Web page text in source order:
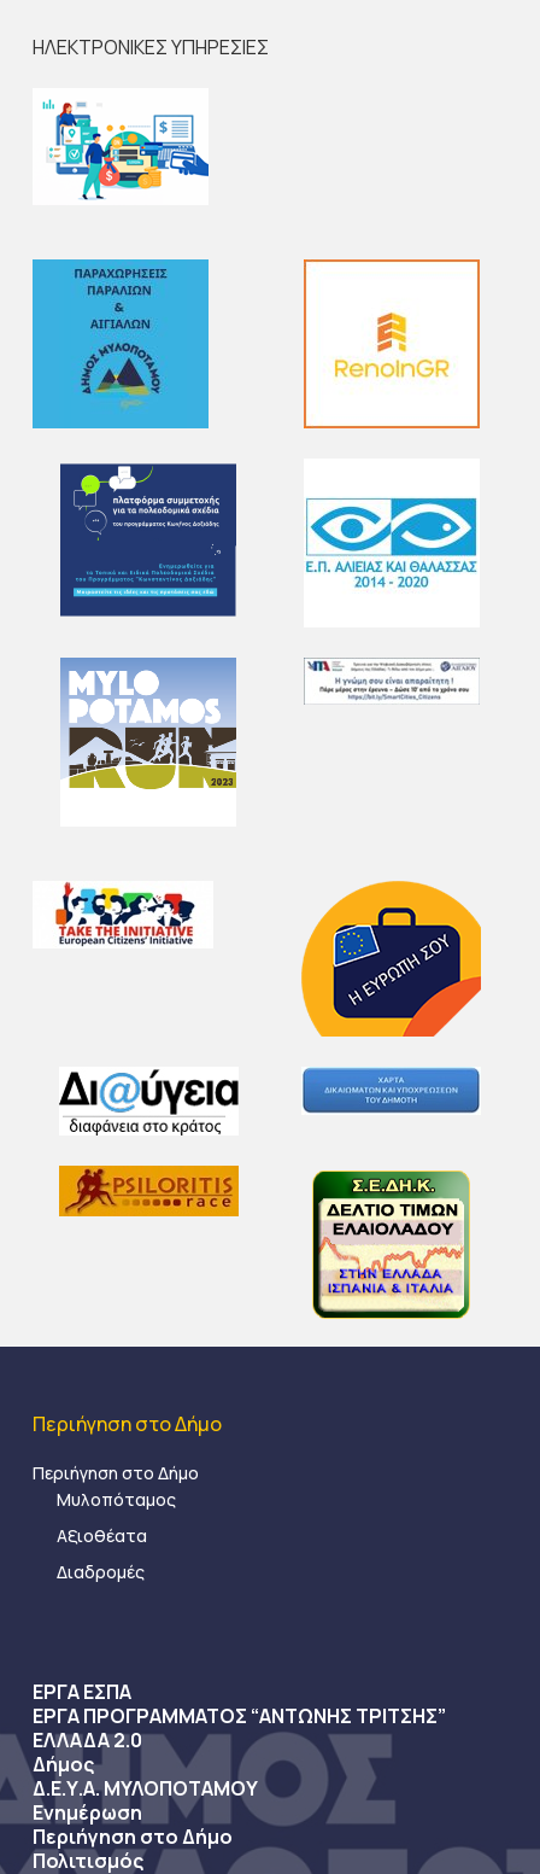
ΗΛΕΚΤΡΟΝΙΚΕΣ ΥΠΗΡΕΣΙΕΣ
Περιήγηση στο Δήμο
Περιήγηση στο Δήμο
Μυλοπόταμος
Αξιοθέατα
Διαδρομές
ΕΡΓΑ ΕΣΠΑ
ΕΡΓΑ ΠΡΟΓΡΑΜΜΑΤΟΣ “ΑΝΤΩΝΗΣ ΤΡΙΤΣΗΣ”
ΕΛΛΑΔΑ 2.0
Δήμος
Δ.Ε.Υ.Α. ΜΥΛΟΠΟΤΑΜΟΥ
Ενημέρωση
Περιήγηση στο Δήμο
Πολιτισμός